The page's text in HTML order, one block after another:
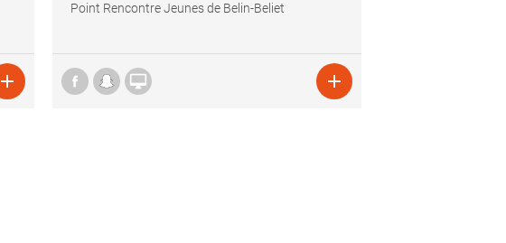

Point Rencontre Jeunes de Belin-Beliet
 